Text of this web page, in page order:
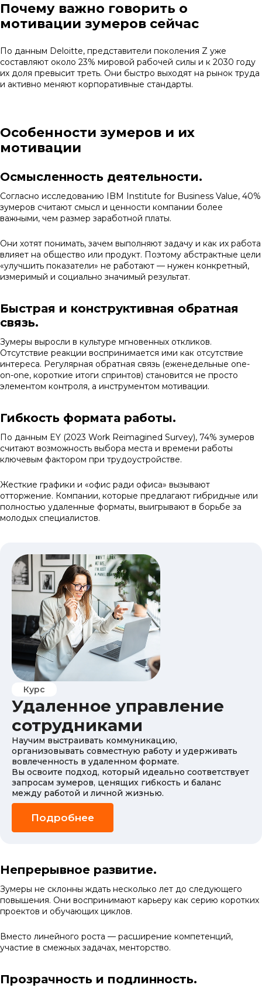
Почему важно говорить о
мотивации зумеров сейчас
По данным Deloitte, представители поколения Z уже
составляют около 23% мировой рабочей силы и к 2030 году
их доля превысит треть. Они быстро выходят на рынок труда
и активно меняют корпоративные стандарты.
Особенности зумеров и их
мотивации
Осмысленность деятельности.
Согласно исследованию IBM Institute for Business Value, 40%
зумеров считают смысл и ценности компании более
важными, чем размер заработной платы.
Они хотят понимать, зачем выполняют задачу и как их работа
влияет на общество или продукт. Поэтому абстрактные цели
«улучшить показатели» не работают — нужен конкретный,
измеримый и социально значимый результат.
Быстрая и конструктивная обратная
связь.
Зумеры выросли в культуре мгновенных откликов.
Отсутствие реакции воспринимается ими как отсутствие
интереса. Регулярная обратная связь (еженедельные one-
on-one, короткие итоги спринтов) становится не просто
элементом контроля, а инструментом мотивации.
Гибкость формата работы.
По данным EY (2023 Work Reimagined Survey), 74% зумеров
считают возможность выбора места и времени работы
ключевым фактором при трудоустройстве.
Жесткие графики и «офис ради офиса» вызывают
отторжение. Компании, которые предлагают гибридные или
полностью удаленные форматы, выигрывают в борьбе за
молодых специалистов.
Курс
Удаленное управление
сотрудниками
Научим выстраивать коммуникацию,
организовывать совместную работу и удерживать
вовлеченность в удаленном формате.
Вы освоите подход, который идеально соответствует
запросам зумеров, ценящих гибкость и баланс
между работой и личной жизнью.
Подробнее
Непрерывное развитие.
Зумеры не склонны ждать несколько лет до следующего
повышения. Они воспринимают карьеру как серию коротких
проектов и обучающих циклов.
Вместо линейного роста — расширение компетенций,
участие в смежных задачах, менторство.
Прозрачность и подлинность.